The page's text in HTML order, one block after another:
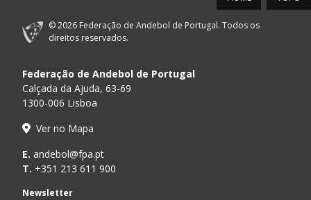
© 2026 Federação de Andebol de Portugal. Todos os
direitos reservados.
Federação de Andebol de Portugal
Calçada da Ajuda, 63-69
1300-006 Lisboa
Ver no Mapa
E. andebol@fpa.pt
T. +351 213 611 900
Newsletter